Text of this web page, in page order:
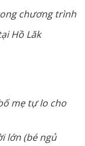
chương trình
Hồ Lăk
mẹ tự lo cho
lớn (bé ngủ